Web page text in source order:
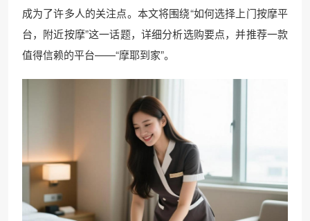
成为了许多人的关注点。本文将围绕“如何选择上门按摩平
台，附近按摩”这一话题，详细分析选购要点，并推荐一款
值得信赖的平台——“摩耶到家”。